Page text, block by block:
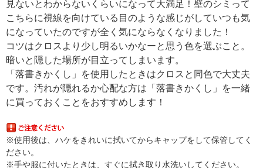
見ないとわからないくらいになって大満足！壁のシミって
こちらに視線を向けている目のような感じがしていつも気
になっていたのですが全く気にならなくなりました！
コツはクロスより少し明るいかなーと思う色を選ぶこと。
暗いと隠した場所が目立ってしまいます。
「落書きかくし」を使用したときはクロスと同色で大丈夫
です。汚れが隠れるか心配な方は「落書きかくし」を一緒
に買っておくことをおすすめします！
※使用後は、ハケをきれいに拭いてからキャップをして保管してく
ださい。
※手や服に付いたときは、すぐに拭き取り水洗いしてください。